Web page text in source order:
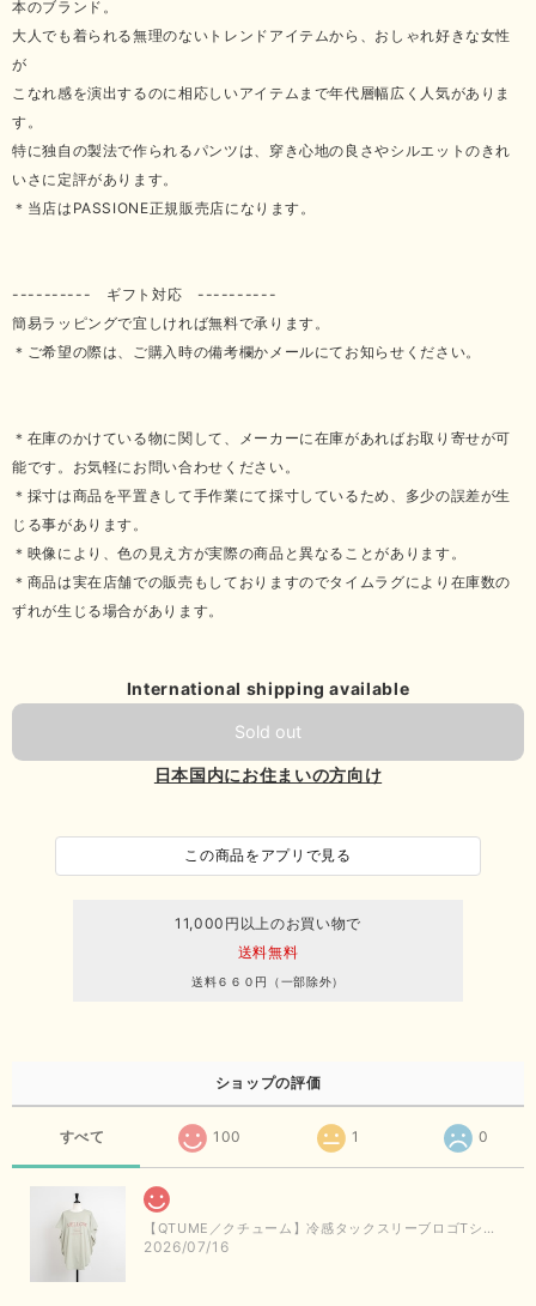
本のブランド。
大人でも着られる無理のないトレンドアイテムから、おしゃれ好きな女性
が
こなれ感を演出するのに相応しいアイテムまで年代層幅広く人気がありま
す。
特に独自の製法で作られるパンツは、穿き心地の良さやシルエットのきれ
いさに定評があります。
＊当店はPASSIONE正規販売店になります。
---------- ギフト対応 ----------
簡易ラッピングで宜しければ無料で承ります。
＊ご希望の際は、ご購入時の備考欄かメールにてお知らせください。
＊在庫のかけている物に関して、メーカーに在庫があればお取り寄せが可
能です。お気軽にお問い合わせください。
＊採寸は商品を平置きして手作業にて採寸しているため、多少の誤差が生
じる事があります。
＊映像により、色の見え方が実際の商品と異なることがあります。
＊商品は実在店舗での販売もしておりますのでタイムラグにより在庫数の
ずれが生じる場合があります。
International shipping available
Sold out
日本国内にお住まいの方向け
この商品をアプリで見る
11,000円以上のお買い物で
送料無料
送料６６０円（一部除外）
ショップの評価
すべて 100 1 0
【QTUME／クチューム】冷感タックスリーブロゴTシャツ（ライトグレー）
2026/07/16